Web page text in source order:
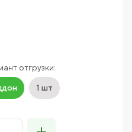
отгрузки:
1 шт